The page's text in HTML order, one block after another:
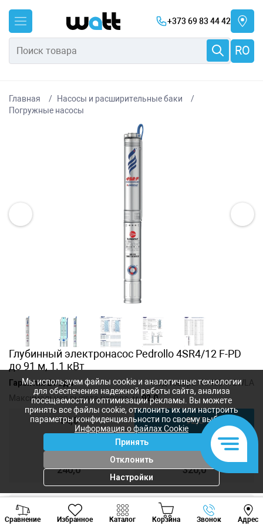
+373 69 83 44 42
RO
Главная
Насосы и расширительные баки
Погружные насосы
Глубинный электронасос Pedrollo 4SR4/12 F-PD
до 91 м, 1.1 кВт
Гарантия 2 года Код товара:49480412WLA
Максимальная высота напора, м:92,0
64,0 92,0
240,0 320,0
14 297
Сравнение Избранное Каталог Корзина Звонок Адрес
Viber Whatsapp
Мы используем файлы cookie и аналогичные технологии
для обеспечения надежной работы сайта, анализа
посещаемости и оптимизации рекламы. Вы можете
принять все файлы cookie, отклонить их или настроить
параметры конфиденциальности по своему выбору.
Информация о файлах Cookie
Принять
Отклонить
Настройки